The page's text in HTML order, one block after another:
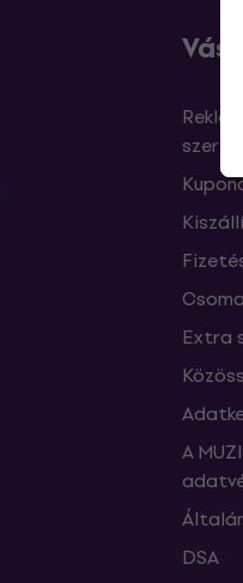
Extra
A
DSA